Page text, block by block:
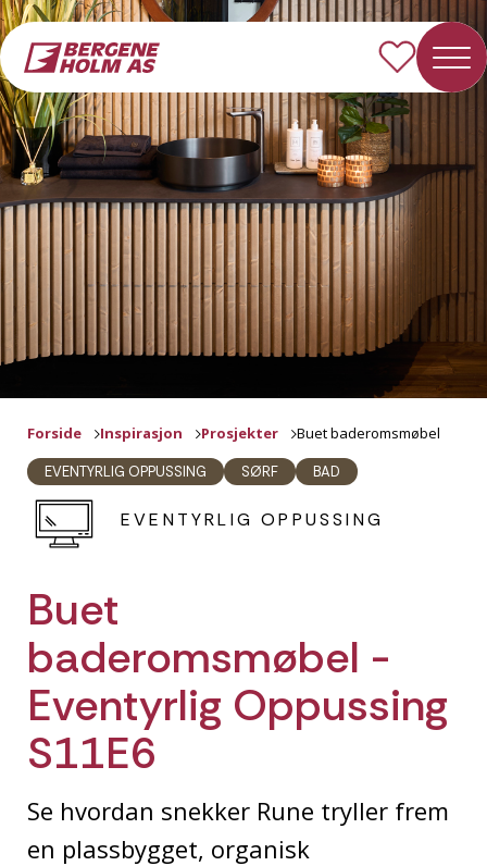
Forside Inspirasjon Prosjekter Buet baderomsmøbel
EVENTYRLIG OPPUSSING SØRF BAD
EVENTYRLIG OPPUSSING
Buet
baderomsmøbel -
Eventyrlig Oppussing
S11E6
Se hvordan snekker Rune tryller frem
en plassbygget, organisk